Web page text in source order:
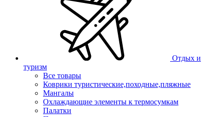
Отдых и
туризм
Все товары
Коврики туристические,походные,пляжные
Мангалы
Охлаждающие элементы к термосумкам
Палатки